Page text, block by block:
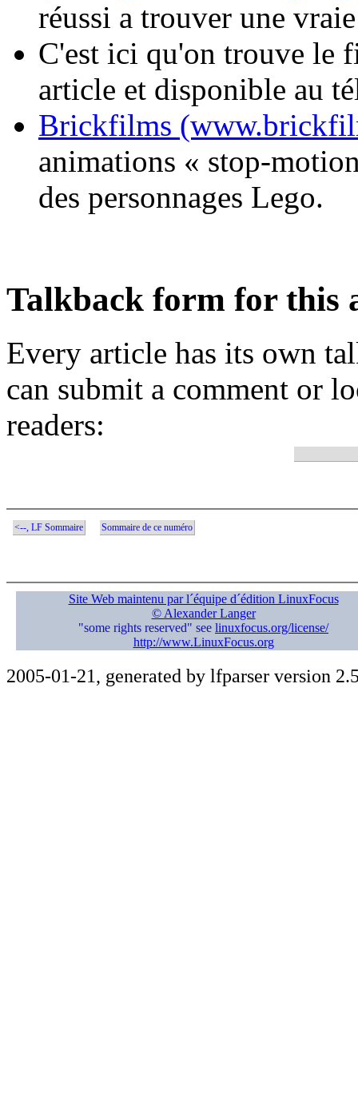
réussi a trouver une
C'est ici qu'on trouve le
article et disponible au
Brickfilms
animations « stop-
des personnages Lego.
Talkback form for this
Every article has its own
can submit a comment or
readers:
<--, LF Sommaire Sommaire de ce numéro
Site Web maintenu par l´équipe d´édition LinuxFocus
© Alexander Langer
"some rights reserved" see linuxfocus.org/license/
http://www.LinuxFocus.org
2005-01-21, generated by lfparser version